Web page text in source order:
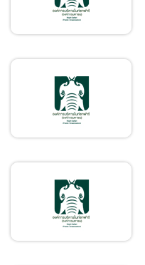
ประจำปี ๒๕๖๘ โดยวิธีเฉพาะ
เจาะจง
ประกาศผู้ชนะการเสนอราคา
ซื้อเบียร์สด ครั้งที่ ๑/๖๙ โดย
วิธีเฉพาะเจาะจง
ประกาศผู้ชนะการเสนอราคา
ซื้อตุ๊กตารูปสัตว์ ครั้งที่ ๑/๖๙
โดยวิธีเฉพาะเจาะจง